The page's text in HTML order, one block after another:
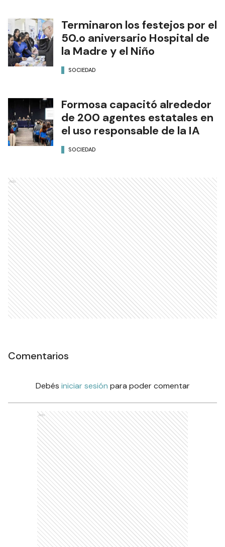
Terminaron los festejos por el
50.o aniversario Hospital de
la Madre y el Niño
SOCIEDAD
Formosa capacitó alrededor
de 200 agentes estatales en
el uso responsable de la IA
SOCIEDAD
Ads
Comentarios
Debés iniciar sesión para poder comentar
Ads